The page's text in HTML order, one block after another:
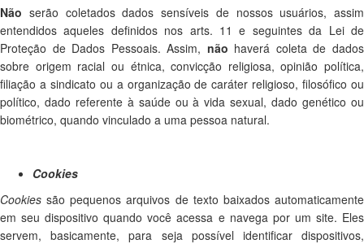
Não serão coletados dados sensíveis de nossos usuários, assim
entendidos aqueles definidos nos arts. 11 e seguintes da Lei de
Proteção de Dados Pessoais. Assim, não haverá coleta de dados
sobre origem racial ou étnica, convicção religiosa, opinião política,
filiação a sindicato ou a organização de caráter religioso, filosófico ou
político, dado referente à saúde ou à vida sexual, dado genético ou
biométrico, quando vinculado a uma pessoa natural.
Cookies
Cookies são pequenos arquivos de texto baixados automaticamente
em seu dispositivo quando você acessa e navega por um site. Eles
servem, basicamente, para seja possível identificar dispositivos,